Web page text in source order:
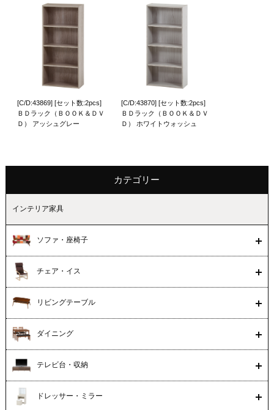
[C/D:43869] [セット数:2pcs]
ＢＤラック（ＢＯＯＫ＆ＤＶ
Ｄ） アッシュグレー
[C/D:43870] [セット数:2pcs]
ＢＤラック（ＢＯＯＫ＆ＤＶ
Ｄ） ホワイトウォッシュ
カテゴリー
インテリア家具
ソファ・座椅子
チェア・イス
リビングテーブル
ダイニング
テレビ台・収納
ドレッサー・ミラー